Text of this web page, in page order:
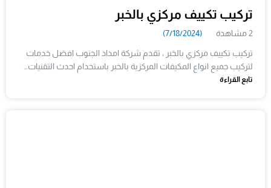
تركيب تكييف مركزي بالخبر
2 مشاهدة (7/18/2024)
تركيب تكييف مركزي بالخبر ، تقدم شركة امداد الجنوب افضل خدمات
لتركيب جميع انواع المكيفات المركزية بالخبر باستخدام احدث التقنيات…
تابع القراءة